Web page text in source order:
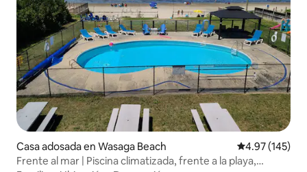
Casa adosada en Wasaga Beach Calificación
4.97 (145)
Frente al mar | Piscina climatizada, frente a la playa,